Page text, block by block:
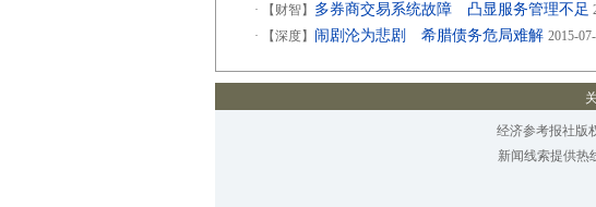
·
【财智】 多券商交易系统故障 凸显服务管理不足
·
【深度】 闹剧沦为悲剧 希腊债务危局难解 2015-
经济参考报社版
新闻线索提供热